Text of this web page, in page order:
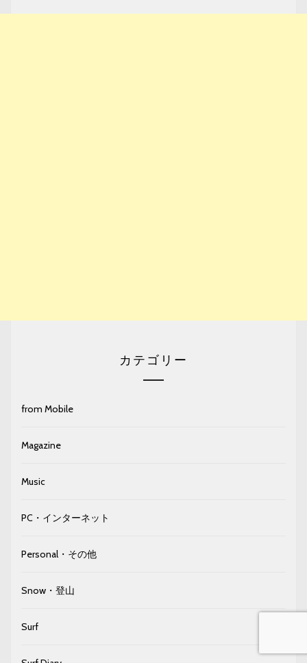
カテゴリー
from Mobile
Magazine
Music
PC・インターネット
Personal・その他
Snow・登山
Surf